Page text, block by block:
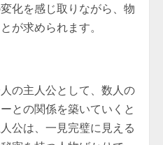
化を感じ取りながら、物
が求められます。
の主人公として、数人の
との関係を築いていくと
公は、一見完璧に見える